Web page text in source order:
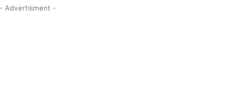
- Advertisment -